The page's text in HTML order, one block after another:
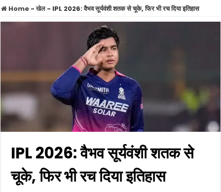
BREAKING: धामी कैबिनेट के 15 बड़े फैसलों पर लगी मुहर, हाईकोर्ट 30 हेक्टेयर भूमि उपलब्ध
Home - खेल- IPL 2026: वैभव सूर्यवंशी शतक से चूके, फिर भी रच दिया इतिहास
IPL 2026: वैभव सूर्यवंशी शतक से
चूके, फिर भी रच दिया इतिहास